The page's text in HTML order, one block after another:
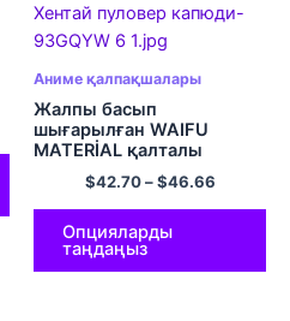
Аниме қалпақшалары
Жалпы басып
шығарылған WAIFU
MATERİAL қалталы
капюшонды свит көйлек
Хентай пуловер капюди
$42.70–$46.66
Опцияларды
таңдаңыз